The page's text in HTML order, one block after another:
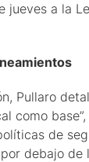
jueves a la
Pullaro
como
de
debajo de